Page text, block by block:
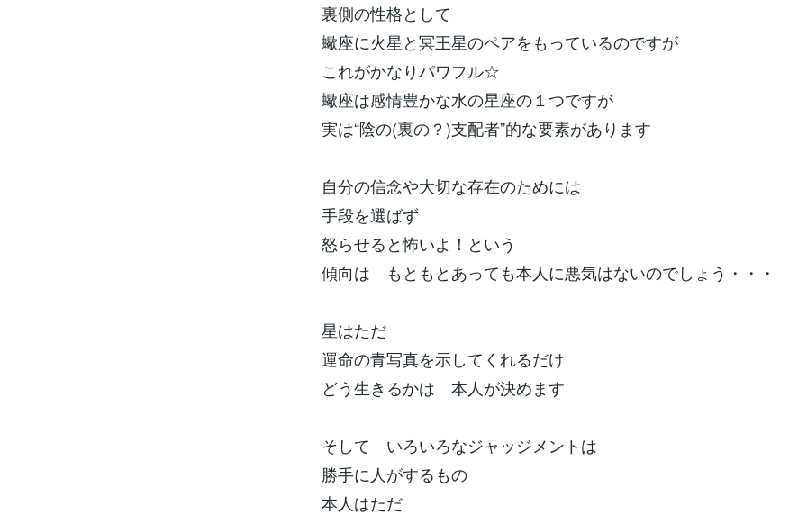
裏側の性格として
蠍座に火星と冥王星のペアをもっているのですが
これがかなりパワフル☆
蠍座は感情豊かな水の星座の１つですが
実は“陰の(裏の？)支配者”的な要素があります
自分の信念や大切な存在のためには
手段を選ばず
怒らせると怖いよ！という
傾向は もともとあっても本人に悪気はないのでしょう・・・
星はただ
運命の青写真を示してくれるだけ
どう生きるかは 本人が決めます
そして いろいろなジャッジメントは
勝手に人がするもの
本人はただ